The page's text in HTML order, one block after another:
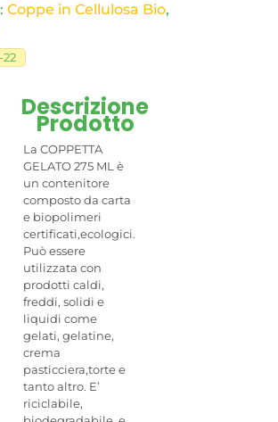
Coppe in Cellulosa Bio​,
Descrizione
Prodotto
La COPPETTA
GELATO 275 ML è
un contenitore
composto da carta
e biopolimeri
certificati,ecologici.
Può essere
utilizzata con
prodotti caldi,
freddi, solidi e
liquidi come
gelati, gelatine,
crema
pasticciera,torte e
tanto altro. E’
riciclabile,